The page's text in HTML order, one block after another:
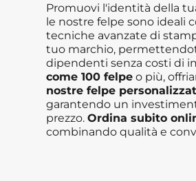
Promuovi l'identità della
le nostre felpe sono ideali
tecniche avanzate di
tuo marchio,
dipendenti senza costi di
come 100 felpe o più,
nostre felpe
garantendo un
prezzo.Ordina subito
combinando qualità e